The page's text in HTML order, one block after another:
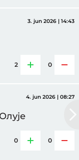
3. jun 2026 | 14:43
2 0
4. jun 2026 | 08:27
0 0